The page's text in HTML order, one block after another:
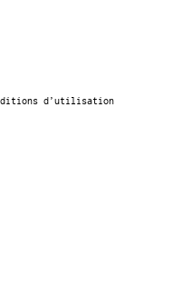
d’utilisation